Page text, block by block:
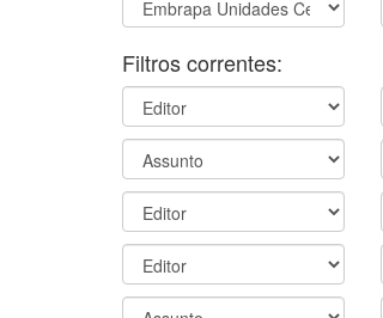
Filtros correntes: